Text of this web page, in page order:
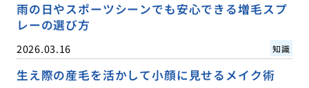
雨の日やスポーツシーンでも安心できる増毛スプ
レーの選び方
2026.03.16 知識
生え際の産毛を活かして小顔に見せるメイク術